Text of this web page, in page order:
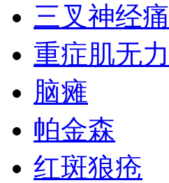
三叉神经痛
重症肌无力
脑瘫
帕金森
红斑狼疮